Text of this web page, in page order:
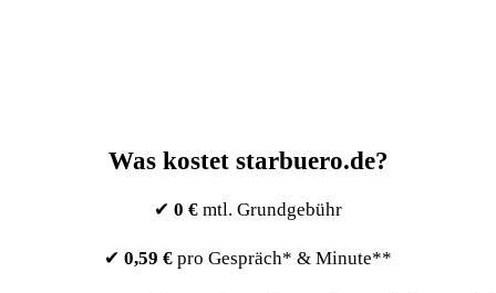
Was kostet starbuero.de?
✔ 0 € mtl. Grundgebühr
✔ 0,59 € pro Gespräch* & Minute**